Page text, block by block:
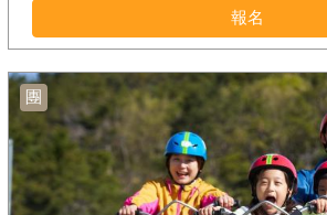
報名
團